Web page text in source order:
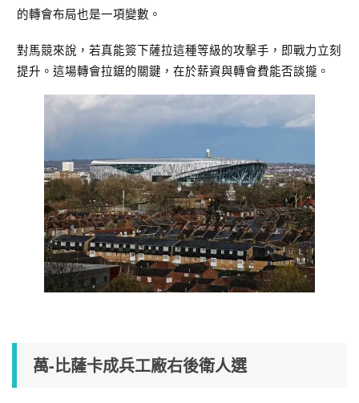
的轉會布局也是一項變數。
對馬競來說，若真能簽下薩拉這種等級的攻擊手，即戰力立刻
提升。這場轉會拉鋸的關鍵，在於薪資與轉會費能否談攏。
萬-比薩卡成兵工廠右後衛人選